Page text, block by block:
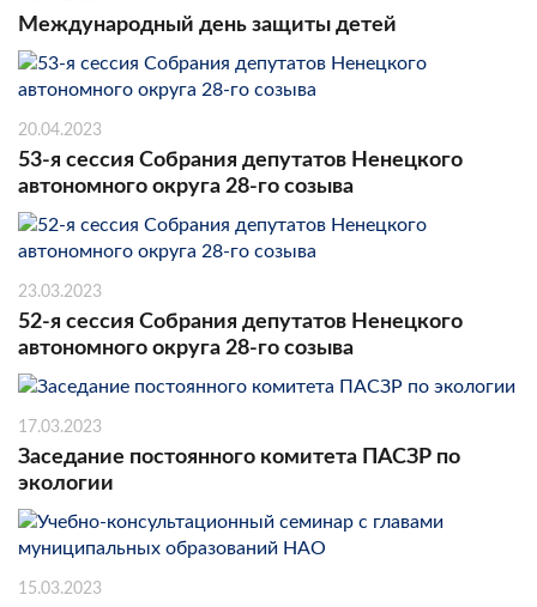
Международный день защиты детей
20.04.2023
53-я сессия Собрания депутатов Ненецкого
автономного округа 28-го созыва
23.03.2023
52-я сессия Собрания депутатов Ненецкого
автономного округа 28-го созыва
17.03.2023
Заседание постоянного комитета ПАСЗР по
экологии
15.03.2023